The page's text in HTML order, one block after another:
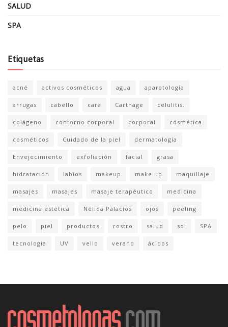
SALUD
SPA
Etiquetas
acné activos cosméticos agua aparatología
arrugas cabello cara Carthage celulitis.
colágeno contorno corporal corporal cosmética
cosméticos Cuidado de la piel dermatología
Envejecimiento exfoliación facial grasa
hidratación labios makeup make up maquillaje
masajes masajes masaje terapéutico medicina
medicina estética Nélida Palacios ojos peeling
pelo piel productos rostro salud sol SPA
tecnología UV vello verano ácidos